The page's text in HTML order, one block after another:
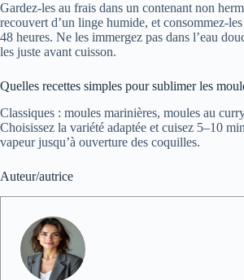
Gardez-les au frais dans un contenant non
recouvert d’un linge humide, et consommez-
48 heures. Ne les immergez pas dans l’eau
les juste avant cuisson.
Quelles recettes simples pour sublimer les
Classiques : moules marinières, moules au
Choisissez la variété adaptée et cuisez 5–10
vapeur jusqu’à ouverture des coquilles.
Auteur/autrice